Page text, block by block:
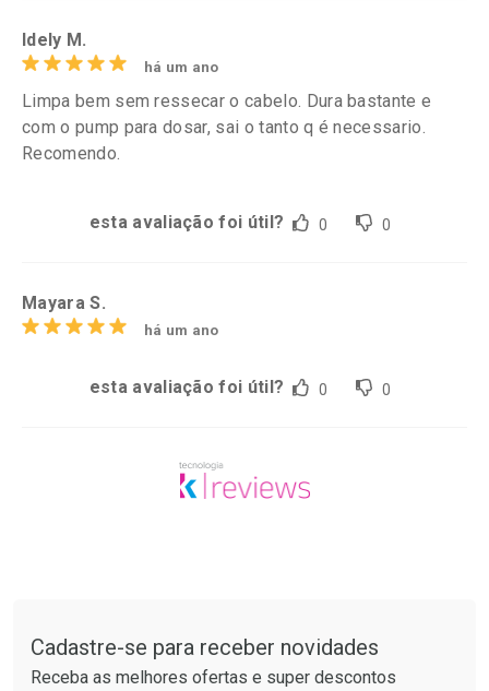
Idely M.
há um ano
Limpa bem sem ressecar o cabelo. Dura bastante e
com o pump para dosar, sai o tanto q é necessario.
Recomendo.
esta avaliação foi útil? 0 0
Mayara S.
há um ano
esta avaliação foi útil? 0 0
Cadastre-se para receber novidades
Receba as melhores ofertas e super descontos